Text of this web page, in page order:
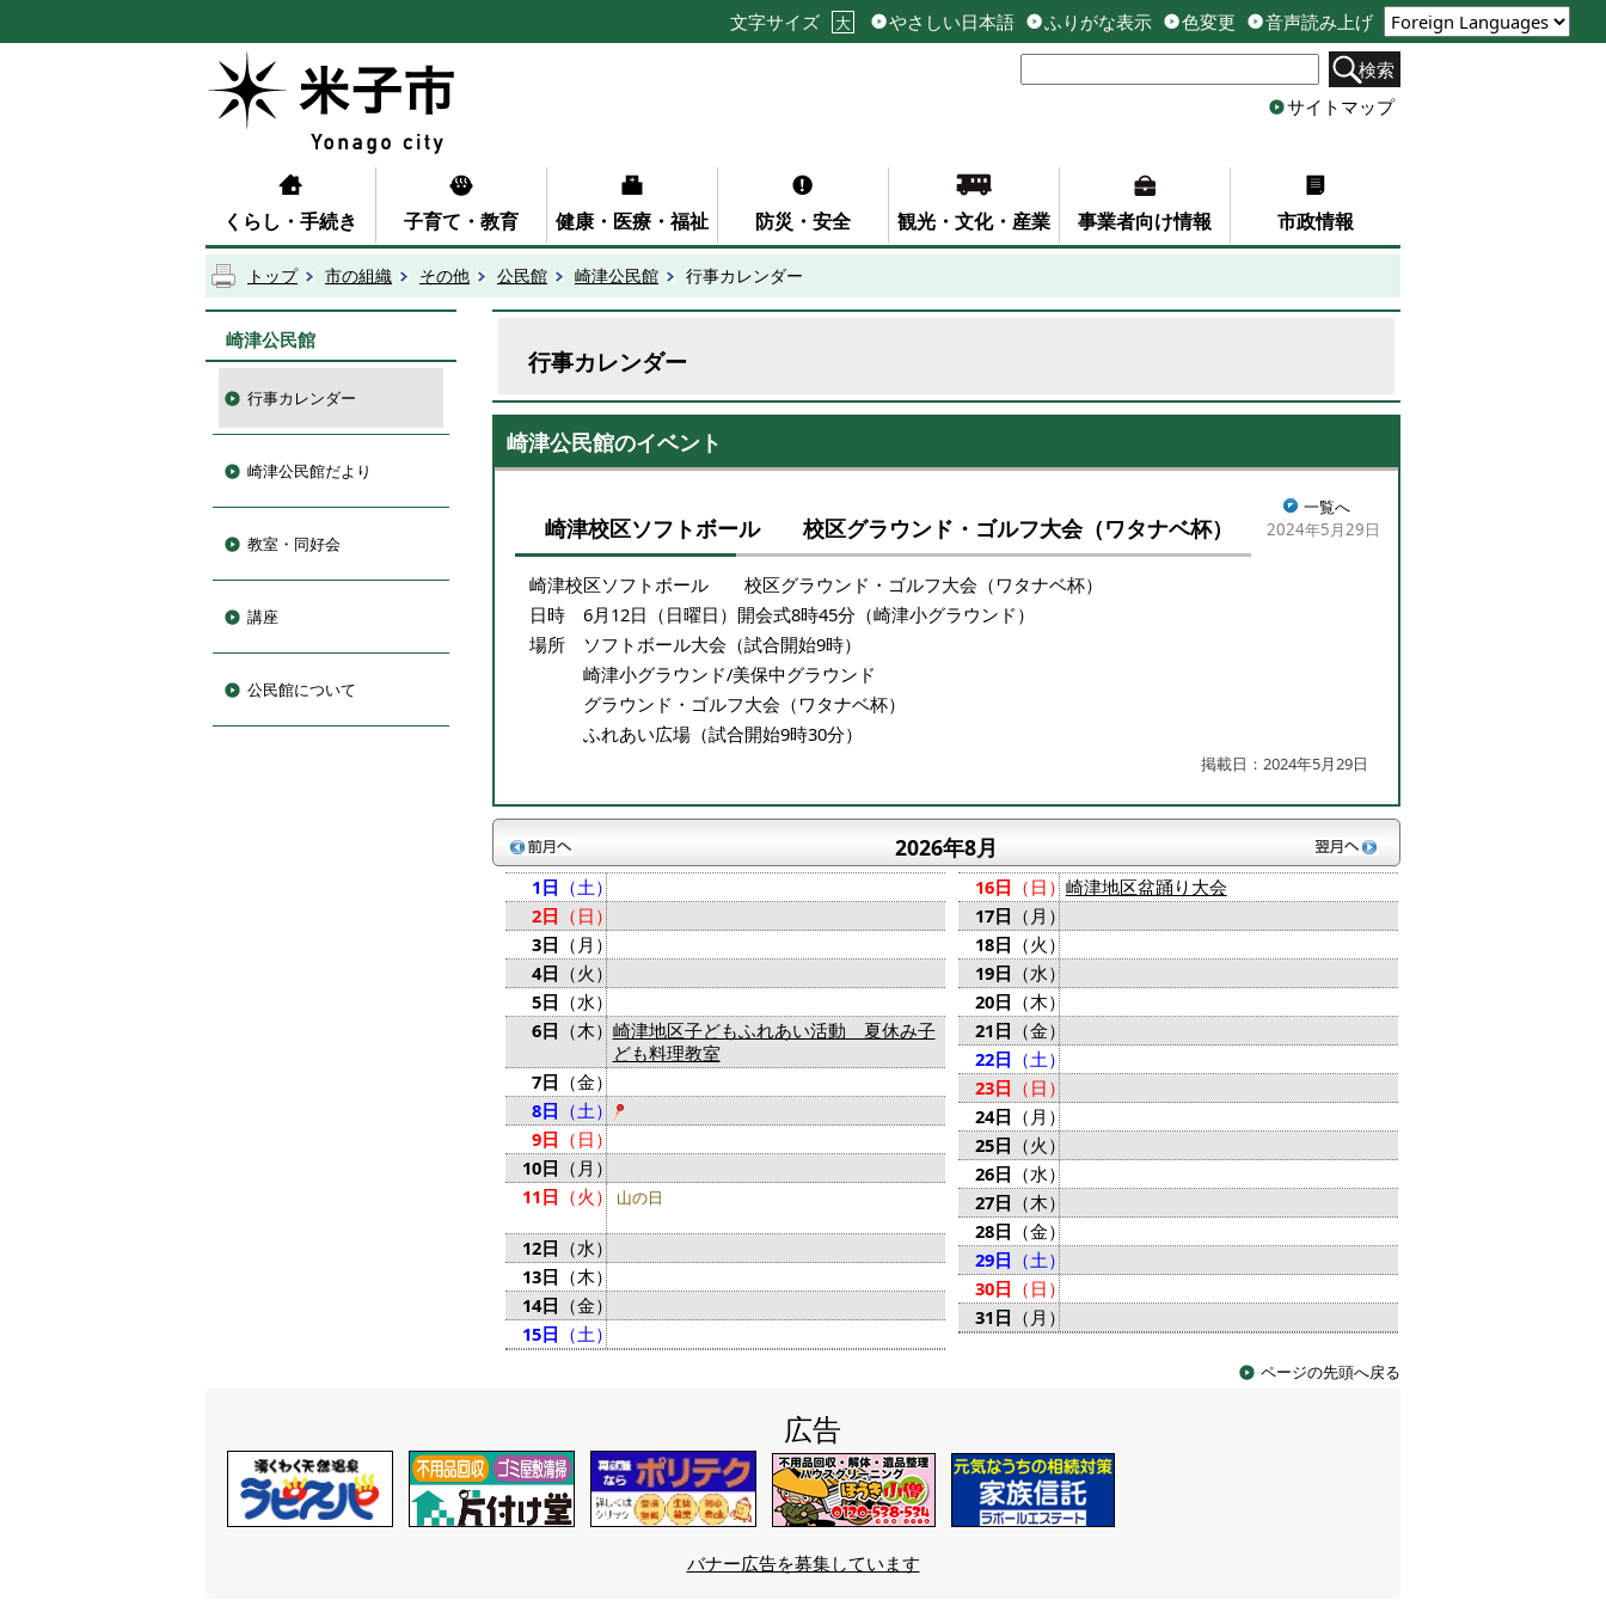
文字サイズ 大 やさしい日本語 ふりがな表示 色変更
音声読み上げ
検索
サイトマップ
くらし・手続き 子育て・教育 健康・医療・福祉 防災・安全 観光・文化・産業 事業者向け情報 市政情報
トップ 市の組織 その他 公民館 崎津公民館 行事カレンダー
崎津公民館
行事カレンダー
崎津公民館だより
教室・同好会
講座
公民館について
行事カレンダー
崎津公民館のイベント
一覧へ
2024年5月29日
崎津校区ソフトボール 校区グラウンド・ゴルフ大会（ワタナベ杯）
崎津校区ソフトボール 校区グラウンド・ゴルフ大会（ワタナベ杯）
日時 6月12日（日曜日）開会式8時45分（崎津小グラウンド）
場所 ソフトボール大会（試合開始9時）
崎津小グラウンド/美保中グラウンド
グラウンド・ゴルフ大会（ワタナベ杯）
ふれあい広場（試合開始9時30分）
掲載日：2024年5月29日
2026年8月
1日 （土）
2日 （日）
3日 （月）
4日 （火）
5日 （水）
6日 （木）崎津地区子どもふれあい活動 夏休み子
ども料理教室
7日 （金）
8日 （土）
9日 （日）
10日 （月）
11日 （火） 山の日
12日 （水）
13日 （木）
14日 （金）
15日 （土）
16日 （日）崎津地区盆踊り大会
17日 （月）
18日 （火）
19日 （水）
20日 （木）
21日 （金）
22日 （土）
23日 （日）
24日 （月）
25日 （火）
26日 （水）
27日 （木）
28日 （金）
29日 （土）
30日 （日）
31日 （月）
ページの先頭へ戻る
広告
バナー広告を募集しています